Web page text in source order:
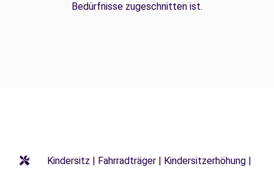
Bedürfnisse zugeschnitten ist.
Kindersitz | Fahrradträger | Kindersitzerhöhung |